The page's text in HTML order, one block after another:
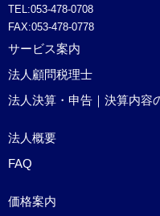
TEL:053-478-0708
FAX:053-478-0778
サービス案内
法人顧問税理士
法人決算・申告｜決算内容
法人概要
FAQ
価格案内